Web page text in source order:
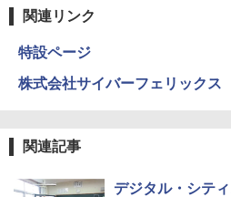
4
クリエイテ
メカニックキ
￥849
関連リンク
特設ページ
株式会社サイバーフェリックス
関連記事
デジタル・シテ